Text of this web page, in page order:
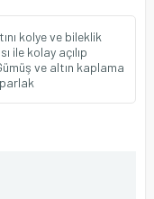
kolye ve bileklik
ile kolay açılıp
ve altın kaplama